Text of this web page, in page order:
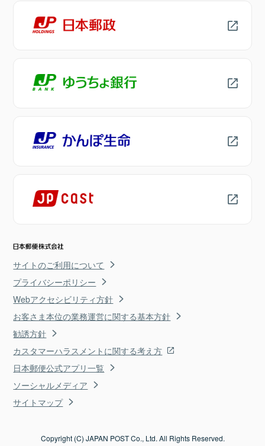
サイトのご利用について
プライバシーポリシー
Webアクセシビリティ方針
お客さま本位の業務運営に関する基本方針
勧誘方針
カスタマーハラスメントに関する考え方
日本郵便公式アプリ一覧
ソーシャルメディア
サイトマップ
Copyright (C) JAPAN POST Co., Ltd. All Rights Reserved.